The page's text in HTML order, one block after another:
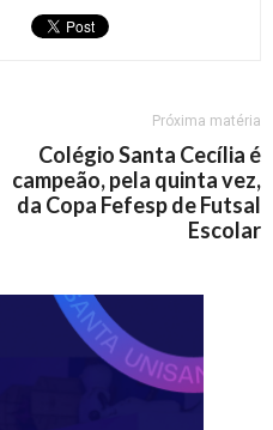
Próxima matéria
Colégio Santa Cecília é
campeão, pela quinta vez,
da Copa Fefesp de Futsal
Escolar